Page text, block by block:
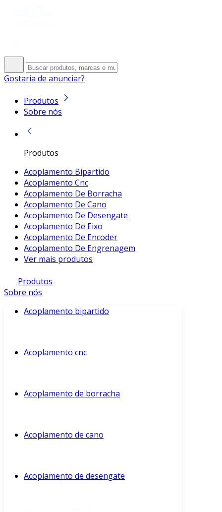
Gostaria de anunciar?
Produtos
Sobre nós
Produtos
Acoplamento Bipartido
Acoplamento Cnc
Acoplamento De Borracha
Acoplamento De Cano
Acoplamento De Desengate
Acoplamento De Eixo
Acoplamento De Encoder
Acoplamento De Engrenagem
Ver mais produtos
Produtos
Sobre nós
Acoplamento bipartido
Acoplamento cnc
Acoplamento de borracha
Acoplamento de cano
Acoplamento de desengate